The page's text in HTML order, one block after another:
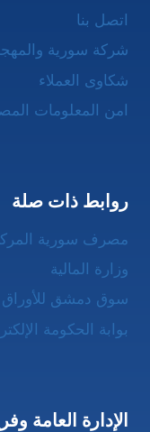
اتصل بنا
شركة سورية
شكاوى العملاء
امن المعلومات
روابط ذات صلة
مصرف سورية
وزارة المالية
سوق دمشق للأوراق
بوابة الحكومة
الإدارة العامة